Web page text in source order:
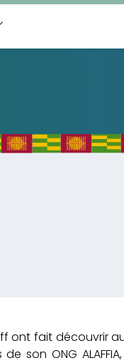
ont fait découvrir
son ONG